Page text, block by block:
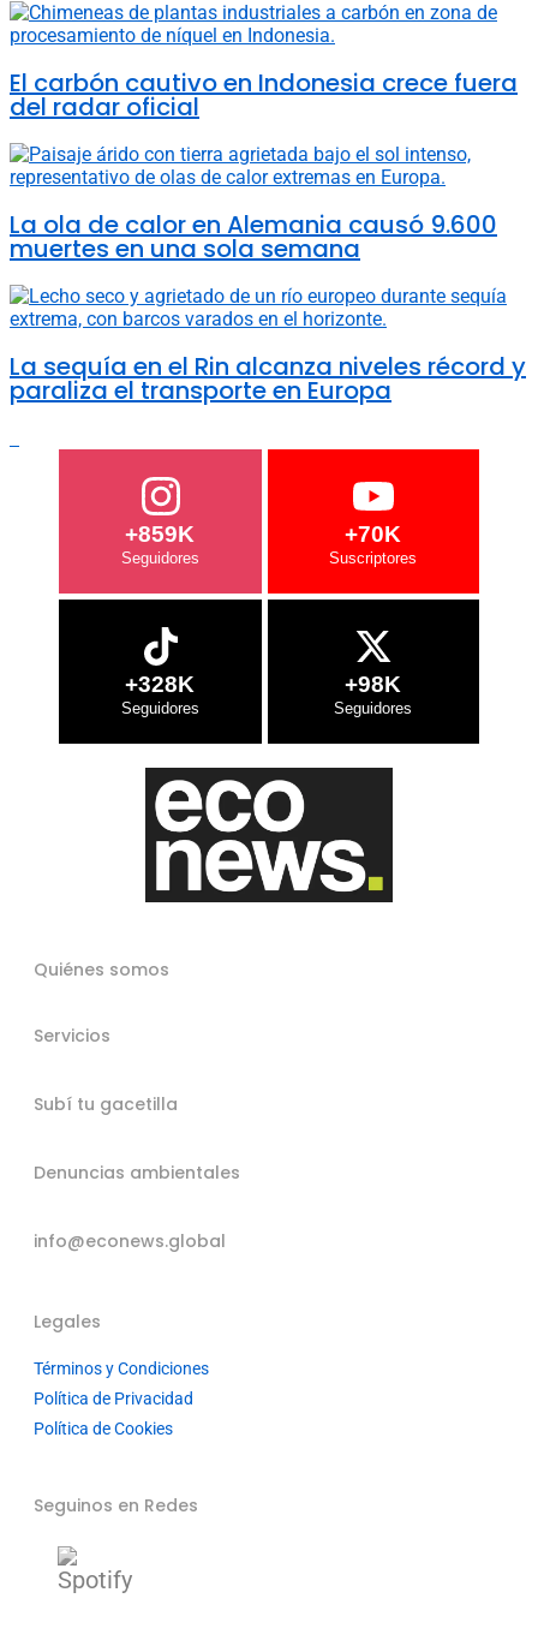
El carbón cautivo en Indonesia crece fuera
del radar oficial
La ola de calor en Alemania causó 9.600
muertes en una sola semana
La sequía en el Rin alcanza niveles récord y
paraliza el transporte en Europa
+859K +70K
+328K +98K
Quiénes somos
Servicios
Subí tu gacetilla
Denuncias ambientales
info@econews.global
Legales
Términos y Condiciones
Política de Privacidad
Política de Cookies
Seguinos en Redes